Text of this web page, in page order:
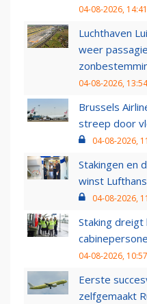
04-08-2026, 14:41
Luchthaven
weer
04-08-2026, 13:54
Brussels
streep door
04-08-2026,
Stakingen en
winst
04-08-2026,
Staking dreigt
04-08-2026, 10:57
Eerste
zelfgemaakt